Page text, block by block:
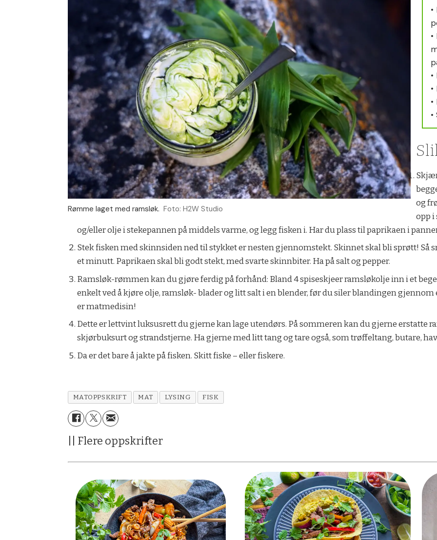
Rømme laget med ramsløk. Foto: H2W Studio
og
opp i
og/eller olje i stekepannen på middels varme, og legg fisken i. Har du plass til paprikaen i
Stek fisken med skinnsiden ned til stykket er nesten gjennomstekt. Skinnet skal bli sprøtt! Så
et minutt. Paprikaen skal bli godt stekt, med svarte skinnbiter. Ha på salt og pepper.
Ramsløk-rømmen kan du gjøre ferdig på forhånd: Bland 4 spiseskjeer ramsløkolje inn i et
enkelt ved å kjøre olje, ramsløk- blader og litt salt i en blender, før du siler blandingen
er matmedisin!
Dette er lettvint luksusrett du gjerne kan lage utendørs. På sommeren kan du gjerne erstatte
skjørbuksurt og strandstjerne. Ha gjerne med litt tang og tare også, som trøffeltang, butare,
Da er det bare å jakte på fisken. Skitt fiske – eller fiskere.
MATOPPSKRIFT MAT LYSING FISK
|| Flere oppskrifter